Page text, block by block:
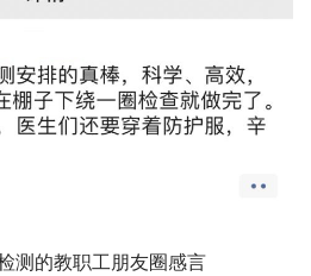
测的教职工朋友圈感言